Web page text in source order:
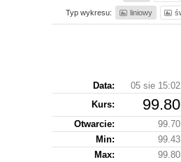
Typ wykresu: liniowy
Data:
05 sie 15:02
Kurs: 99.80
Otwarcie:
99.70
Min:
99.43
Max:
99.80